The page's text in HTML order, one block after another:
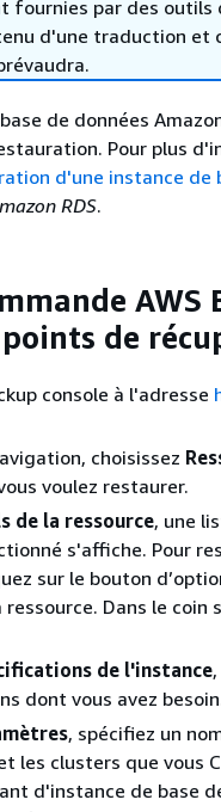
fournies par des
d'une traduction et
de données
Pour plus
d'une instance de
RDS.
AWS
de
console à l'adresse
choisissez
voulez restaurer.
de la ressource, une
s'affiche. Pour
sur le bouton
Dans le
de l'instance
dont vous avez
, spécifiez un
les clusters que vous
d'instance de base